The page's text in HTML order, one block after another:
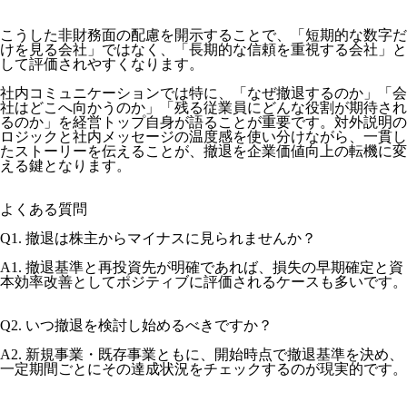
こうした非財務面の配慮を開示することで、「短期的な数字だ
けを見る会社」ではなく、「長期的な信頼を重視する会社」と
して評価されやすくなります。
社内コミュニケーションでは特に、「なぜ撤退するのか」「会
社はどこへ向かうのか」「残る従業員にどんな役割が期待され
るのか」を経営トップ自身が語ることが重要です。対外説明の
ロジックと社内メッセージの温度感を使い分けながら、一貫し
たストーリーを伝えることが、撤退を企業価値向上の転機に変
える鍵となります。
よくある質問
Q1. 撤退は株主からマイナスに見られませんか？
A1. 撤退基準と再投資先が明確であれば、損失の早期確定と資
本効率改善としてポジティブに評価されるケースも多いです。
Q2. いつ撤退を検討し始めるべきですか？
A2. 新規事業・既存事業ともに、開始時点で撤退基準を決め、
一定期間ごとにその達成状況をチェックするのが現実的です。